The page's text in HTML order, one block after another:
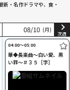
新・名作ドラマや、食・
08/10 (月)
次週
08/10 (月)
04:00〜05:00
華◆長楽曲～白い愛、黒
い罪～＃３５［字］